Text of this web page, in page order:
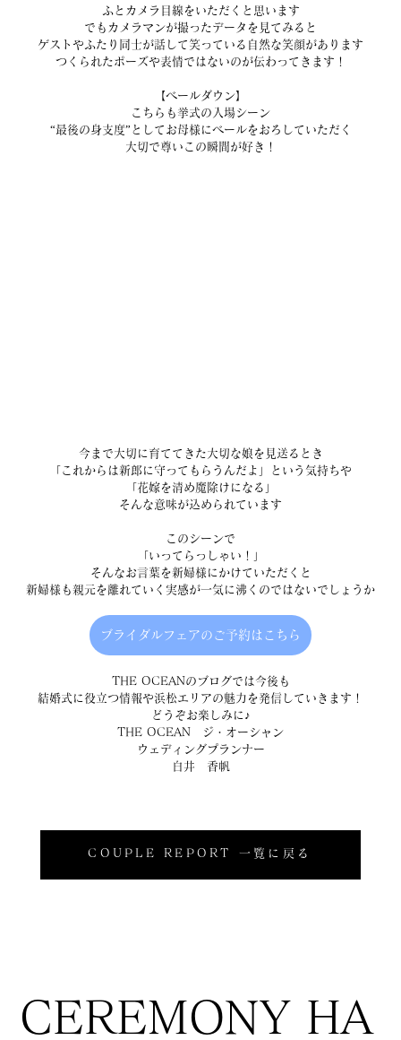
COUPLE REPORT 一覧に戻る
ふとカメラ目線をいただくと思います
でもカメラマンが撮ったデータを見てみると
ゲストやふたり同士が話して笑っている自然な笑顔があります
つくられたポーズや表情ではないのが伝わってきます！
【ベールダウン】
こちらも挙式の入場シーン
“最後の身支度”としてお母様にベールをおろしていただく
大切で尊いこの瞬間が好き！
今まで大切に育ててきた大切な娘を見送るとき
「これからは新郎に守ってもらうんだよ」という気持ちや
「花嫁を清め魔除けになる」
そんな意味が込められています
このシーンで
「いってらっしゃい！」
そんなお言葉を新婦様にかけていただくと
新婦様も親元を離れていく実感が一気に沸くのではないでしょうか
ブライダルフェアのご予約はこちら
THE OCEANのブログでは今後も
結婚式に役立つ情報や浜松エリアの魅力を発信していきます！
どうぞお楽しみに♪
THE OCEAN　ジ・オーシャン
ウェディングプランナー
白井　香帆
CEREMONY HA